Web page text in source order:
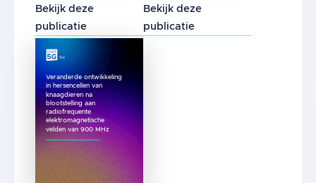
Bekijk deze
publicatie
Bekijk deze
publicatie
Veranderde ontwikkeling
in hersencellen van
knaagdieren na
blootstelling aan
radiofrequente
elektromagnetische
velden van 900 MHz